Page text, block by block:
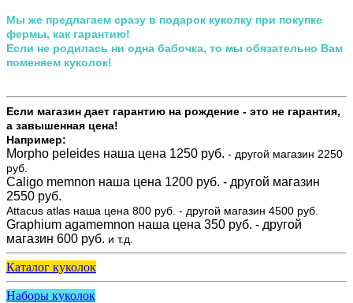
Мы же предлагаем сразу в подарок куколку при покупке
фермы, как гарантию!
Если не родилась ни одна бабочка, то мы обязательно Вам
поменяем куколок!
Если магазин дает гарантию на рождение - это не гарантия,
а завышенная цена!
Например:
Morpho peleides наша цена 1250 руб. - другой магазин 2250
руб.
Caligo memnon наша цена 1200 руб. - другой магазин
2550 руб.
Attacus atlas наша цена 800 руб. - другой магазин 4500 руб.
Graphium agamemnon наша цена 350 руб. - другой
магазин 600 руб. и т.д.
Каталог куколок
Наборы куколок